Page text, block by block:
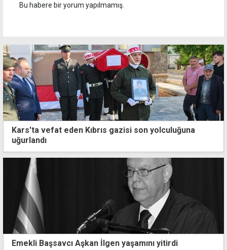
Bu habere bir yorum yapılmamış.
Kars'ta vefat eden Kıbrıs gazisi son yolculuğuna
uğurlandı
Emekli Başsavcı Aşkan İlgen yaşamını yitirdi